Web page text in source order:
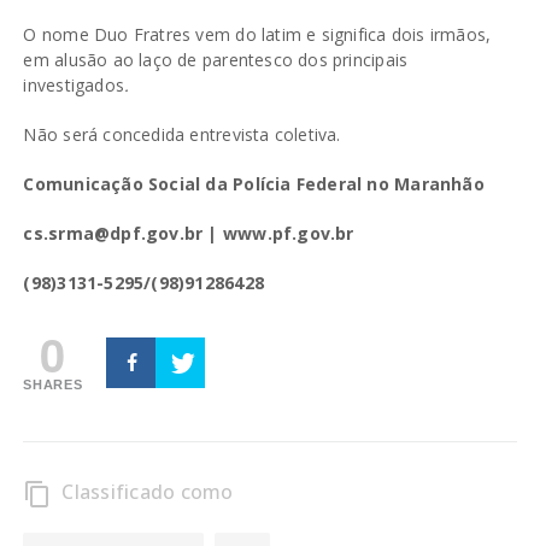
O nome Duo Fratres vem do latim e significa dois irmãos,
em alusão ao laço de parentesco dos principais
investigados.
Não será concedida entrevista coletiva.
Comunicação Social da Polícia Federal no Maranhão
cs.srma@dpf.gov.br | www.pf.gov.br
(98)3131-5295/(98)91286428
0
SHARES
content_copy Classificado como